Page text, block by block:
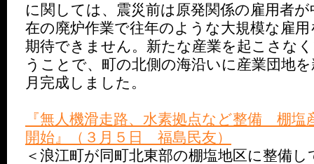
に関しては、震災前は原発関係の雇用者
在の廃炉作業で往年のような大規模な雇
期待できません。新たな産業を起こさな
うことで、町の北側の海沿いに産業団地
月完成しました。
『無人機滑走路、水素拠点など整備 棚塩
開始』（３月５日 福島民友）
＜浪江町が同町北東部の棚塩地区に整備